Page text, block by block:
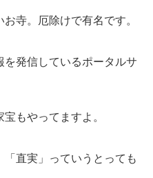
寺。厄除けで有名です。
発信しているポータルサ
もやってますよ。
直実」っていうとっても